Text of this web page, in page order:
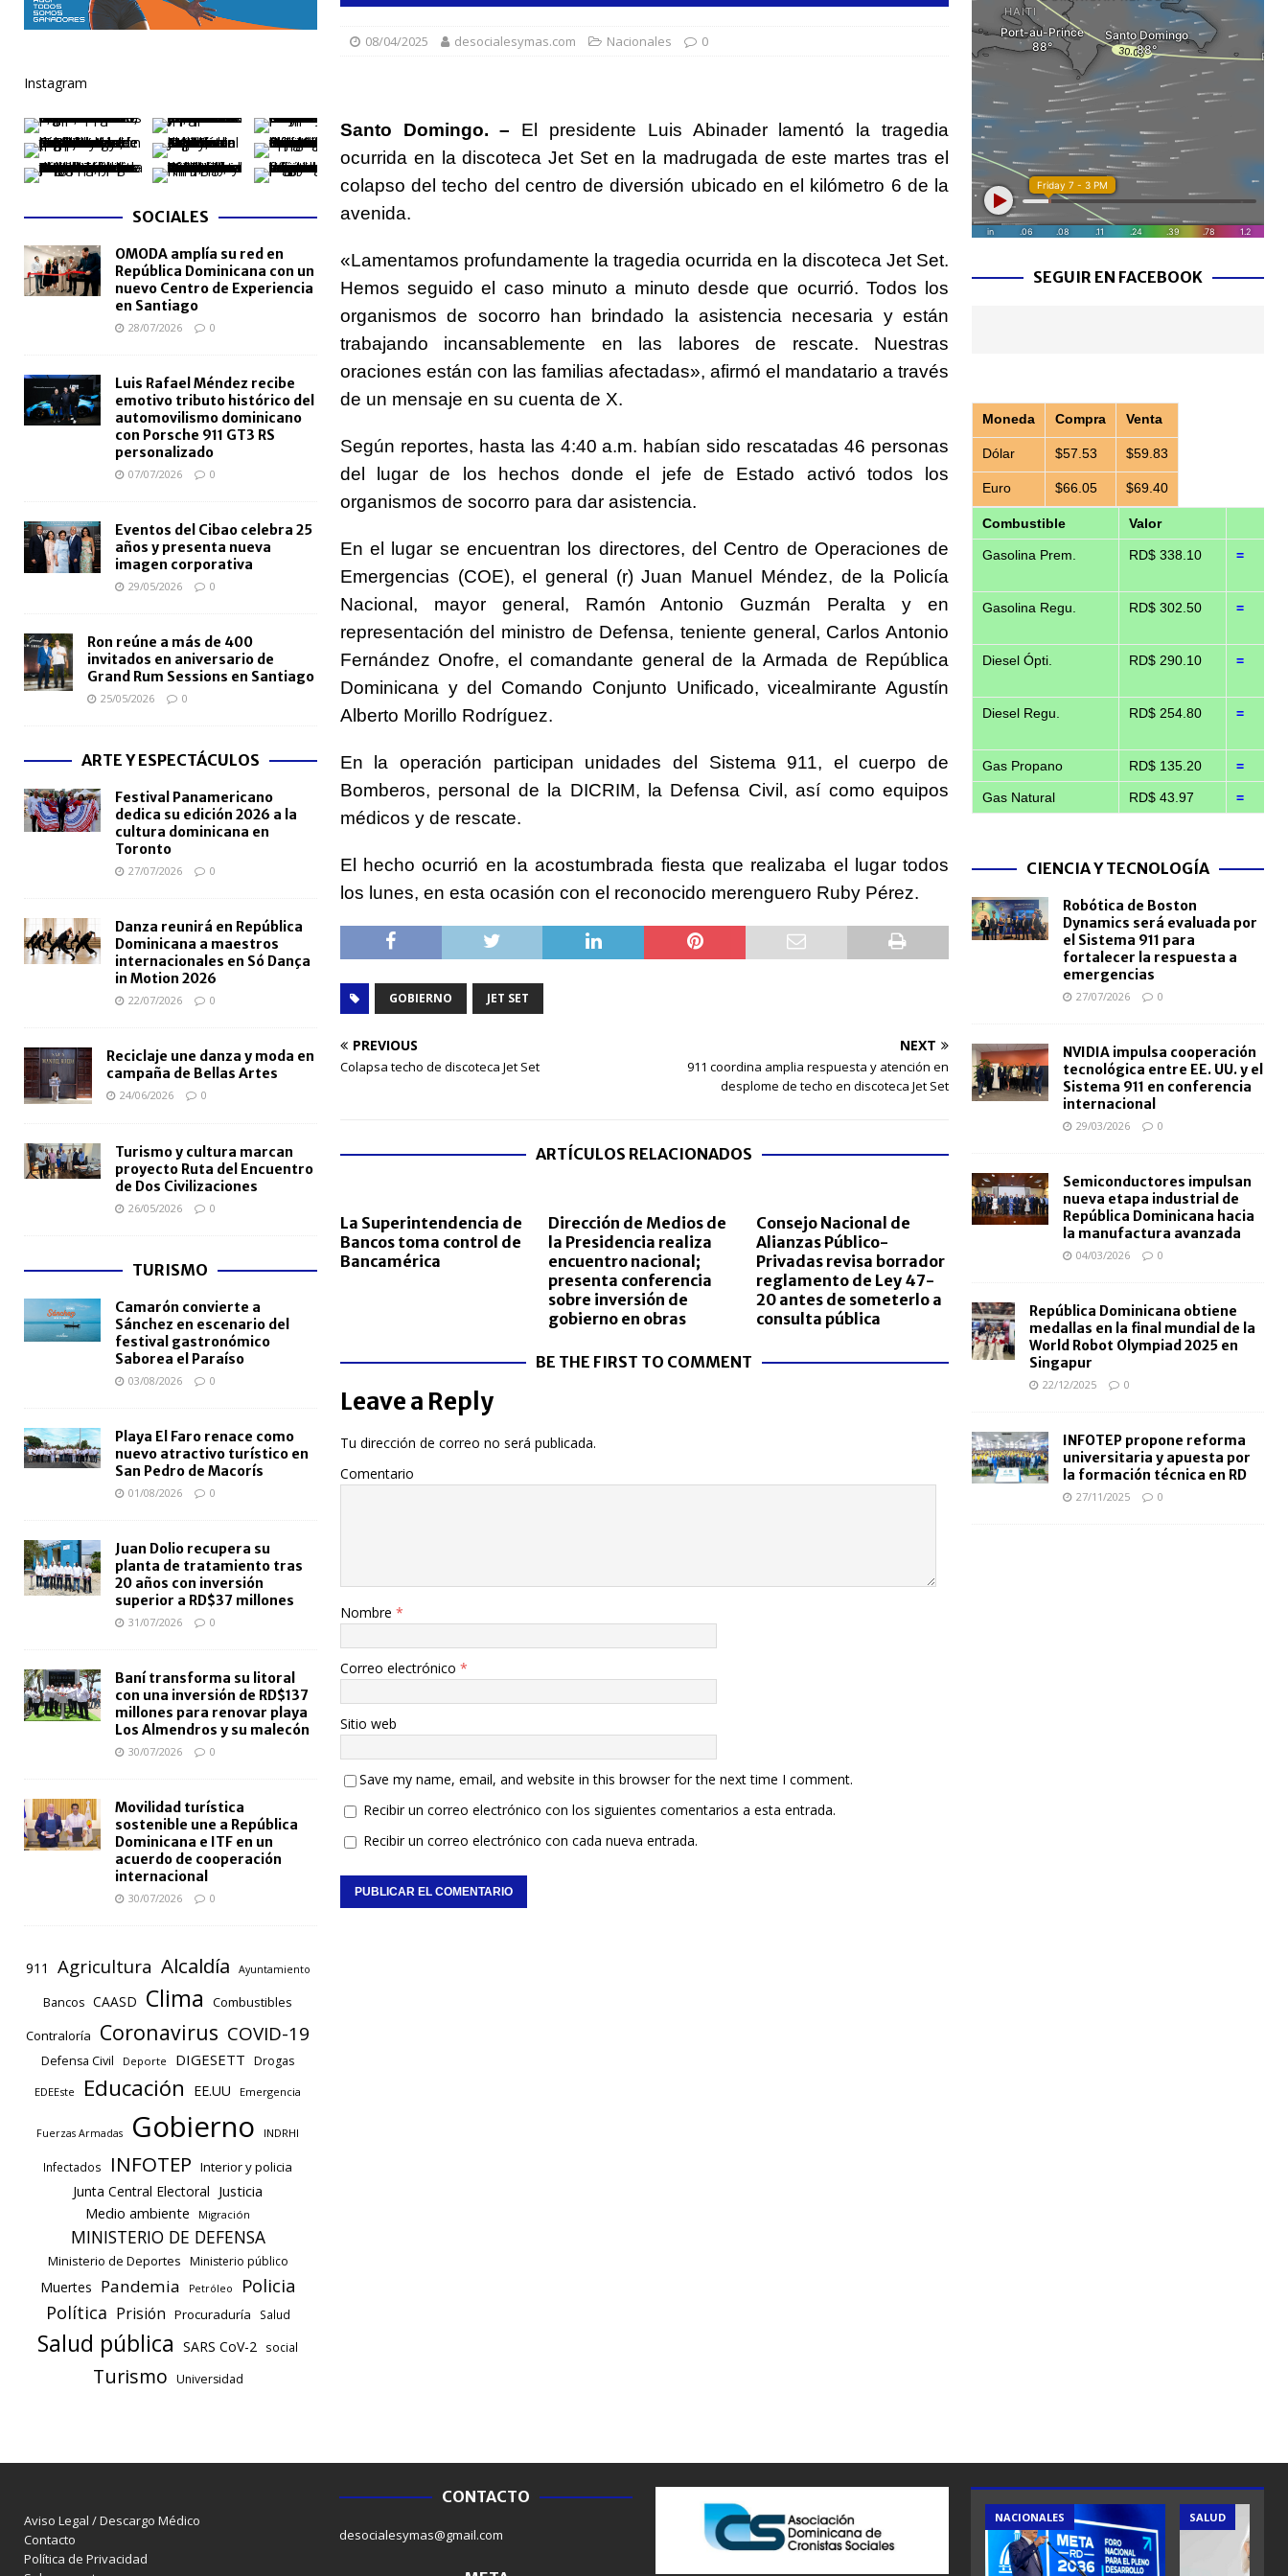
[ 06/08/2026 ]
Becas internacionales benefician a 1,500 jóvenes dominicanos para estudiar maestrías y doctorados en el
nacional
NACIONALES
[ 05/08/2026 ]
Lactancia materna fortalece la salud del bebé y la madre, destaca Hospiten Santo Domingo
SALUD
[ 05/08/2026 ]
TRAE incorpora 29 autobuses para ampliar el transporte escolar antes del inicio del año lectivo 2026-2027
NACIONALES
[ 05/08/2026 ] Santo Domingo celebra 528 años con balance de obras urbanas y nuevos proyectos para la capital
NACIONALES
08/04/2025 desocialesymas.com Nacionales 0
Santo Domingo. – El presidente Luis Abinader lamentó la tragedia
ocurrida en la discoteca Jet Set en la madrugada de este martes tras el
colapso del techo del centro de diversión ubicado en el kilómetro 6 de la
avenida.
«Lamentamos profundamente la tragedia ocurrida en la discoteca Jet Set.
Hemos seguido el caso minuto a minuto desde que ocurrió. Todos los
organismos de socorro han brindado la asistencia necesaria y están
trabajando incansablemente en las labores de rescate. Nuestras
oraciones están con las familias afectadas», afirmó el mandatario a través
de un mensaje en su cuenta de X.
Según reportes, hasta las 4:40 a.m. habían sido rescatadas 46 personas
del lugar de los hechos donde el jefe de Estado activó todos los
organismos de socorro para dar asistencia.
En el lugar se encuentran los directores, del Centro de Operaciones de
Emergencias (COE), el general (r) Juan Manuel Méndez, de la Policía
Nacional, mayor general, Ramón Antonio Guzmán Peralta y en
representación del ministro de Defensa, teniente general, Carlos Antonio
Fernández Onofre, el comandante general de la Armada de República
Dominicana y del Comando Conjunto Unificado, vicealmirante Agustín
Alberto Morillo Rodríguez.
En la operación participan unidades del Sistema 911, el cuerpo de
Bomberos, personal de la DICRIM, la Defensa Civil, así como equipos
médicos y de rescate.
El hecho ocurrió en la acostumbrada fiesta que realizaba el lugar todos
los lunes, en esta ocasión con el reconocido merenguero Ruby Pérez.
GOBIERNO JET SET
PREVIOUS
Colapsa techo de discoteca Jet Set
NEXT
911 coordina amplia respuesta y atención en
desplome de techo en discoteca Jet Set
ARTÍCULOS RELACIONADOS
La Superintendencia de
Bancos toma control de
Bancamérica
Dirección de Medios de
la Presidencia realiza
encuentro nacional;
presenta conferencia
sobre inversión de
gobierno en obras
Consejo Nacional de
Alianzas Público-
Privadas revisa borrador
reglamento de Ley 47-
20 antes de someterlo a
consulta pública
BE THE FIRST TO COMMENT
Leave a Reply
Tu dirección de correo no será publicada.
Comentario
Nombre *
Correo electrónico *
Sitio web
Save my name, email, and website in this browser for the next time I comment.
Recibir un correo electrónico con los siguientes comentarios a esta entrada.
Recibir un correo electrónico con cada nueva entrada.
Instagram
SOCIALES
OMODA amplía su red en
República Dominicana con un
nuevo Centro de Experiencia
en Santiago
28/07/2026 0
Luis Rafael Méndez recibe
emotivo tributo histórico del
automovilismo dominicano
con Porsche 911 GT3 RS
personalizado
07/07/2026 0
Eventos del Cibao celebra 25
años y presenta nueva
imagen corporativa
29/05/2026 0
Ron reúne a más de 400
invitados en aniversario de
Grand Rum Sessions en Santiago
25/05/2026 0
ARTE Y ESPECTÁCULOS
Festival Panamericano
dedica su edición 2026 a la
cultura dominicana en
Toronto
27/07/2026 0
Danza reunirá en República
Dominicana a maestros
internacionales en Só Dança
in Motion 2026
22/07/2026 0
Reciclaje une danza y moda en
campaña de Bellas Artes
24/06/2026 0
Turismo y cultura marcan
proyecto Ruta del Encuentro
de Dos Civilizaciones
26/05/2026 0
TURISMO
Camarón convierte a
Sánchez en escenario del
festival gastronómico
Saborea el Paraíso
03/08/2026 0
Playa El Faro renace como
nuevo atractivo turístico en
San Pedro de Macorís
01/08/2026 0
Juan Dolio recupera su
planta de tratamiento tras
20 años con inversión
superior a RD$37 millones
31/07/2026 0
Baní transforma su litoral
con una inversión de RD$137
millones para renovar playa
Los Almendros y su malecón
30/07/2026 0
Movilidad turística
sostenible une a República
Dominicana e ITF en un
acuerdo de cooperación
internacional
30/07/2026 0
911 Agricultura Alcaldía Ayuntamiento
Bancos CAASD Clima
Combustibles
Contraloría
Coronavirus COVID-19
Defensa Civil Deporte DIGESETT Drogas
EDEEste Educación EE.UU Emergencia
Fuerzas Armadas Gobierno INDRHI
Infectados INFOTEP Interior y policia
Junta Central Electoral Justicia
Medio ambiente Migración
MINISTERIO DE DEFENSA
Ministerio de Deportes Ministerio público
Muertes Pandemia Petróleo Policia
Política Prisión Procuraduría Salud
Salud pública SARS CoV-2 social
Turismo Universidad
SEGUIR EN FACEBOOK
Moneda Compra Venta
Dólar $57.53 $59.83
Euro $66.05 $69.40
Combustible Valor
Gasolina Prem. RD$ 338.10 =
Gasolina Regu. RD$ 302.50 =
Diesel Ópti. RD$ 290.10 =
Diesel Regu. RD$ 254.80 =
Gas Propano RD$ 135.20 =
Gas Natural RD$ 43.97 =
CIENCIA Y TECNOLOGÍA
Robótica de Boston
Dynamics será evaluada por
el Sistema 911 para
fortalecer la respuesta a
emergencias
27/07/2026 0
NVIDIA impulsa cooperación
tecnológica entre EE. UU. y el
Sistema 911 en conferencia
internacional
29/03/2026 0
Semiconductores impulsan
nueva etapa industrial de
República Dominicana hacia
la manufactura avanzada
04/03/2026 0
República Dominicana obtiene
medallas en la final mundial de la
World Robot Olympiad 2025 en
Singapur
22/12/2025 0
INFOTEP propone reforma
universitaria y apuesta por
la formación técnica en RD
27/11/2025 0
Aviso Legal / Descargo Médico
Contacto
Política de Privacidad
CONTACTO
desocialesymas@gmail.com
NACIONALES NACIONALES SALUD